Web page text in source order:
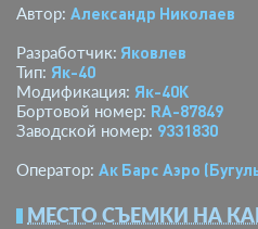
Автор: Александр Николаев
Разработчик: Яковлев
Тип: Як-40
Модификация: Як-40К
Бортовой номер: RA-87849
Заводской номер: 9331830
Оператор: Ак Барс Аэро
МЕСТО СЪЕМКИ НА